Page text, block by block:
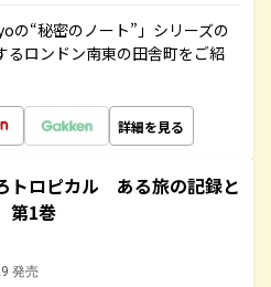
の“秘密のノート”」シリーズの
るロンドン南東の田舎町をご紹
詳細を見る
トロピカル ある旅の記録と
第1巻
発売